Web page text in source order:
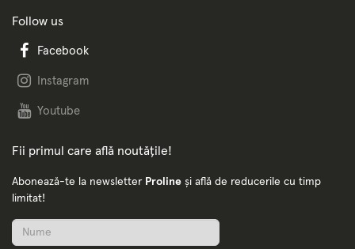
Follow us
Facebook
Instagram
Youtube
Fii primul care află noutățile!
Abonează-te la newsletter Proline și află de reducerile cu timp
limitat!